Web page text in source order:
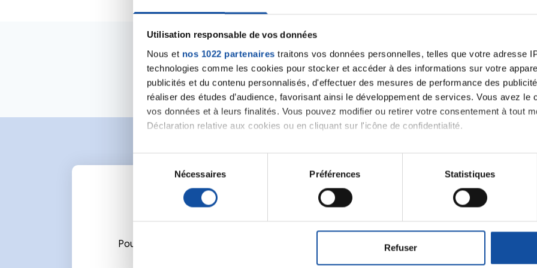
Utilisation responsable de vos données
Nous et nos 1022 partenaires traitons vos données personnelles, telles que votre adresse
technologies comme les cookies pour stocker et accéder à des informations sur votre
publicités et du contenu personnalisés, d'effectuer des mesures de performance des
réaliser des études d’audience, favorisant ainsi le développement de services. Vous avez le
vos données et à leurs finalités. Vous pouvez modifier ou retirer votre consentement à tout
Déclaration relative aux cookies ou en cliquant sur l'icône de confidentialité.
Si vous le permettez, nous aimerions également :
Collecter des informations sur votre localisation géographique qui peuvent être
digitales).
Pour en savoir plus sur le traitement de vos données personnelles et définir vos
. Vous pouvez modifier ou retirer votre consentement à tout moment à partir de la
i
Nécessaires Préférences Statistiques
Refuser
Ecrire un commentaire
Pour écrire un commentaire ou lancer une nouvelle discussion vous aurez besoin de vous